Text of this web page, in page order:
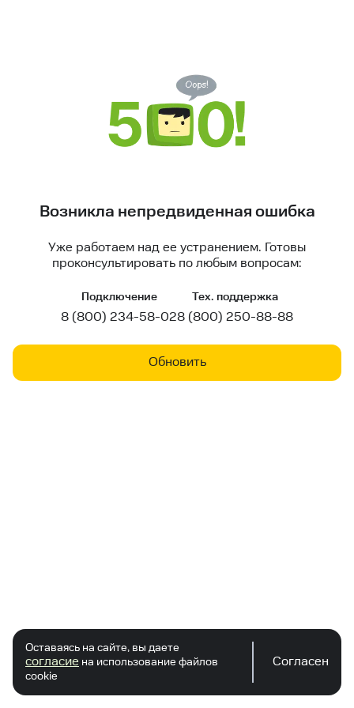
Возникла непредвиденная ошибка
Уже работаем над ее устранением. Готовы
проконсультировать по любым вопросам:
Подключение
8 (800) 234-58-02
Тех. поддержка
8 (800) 250-88-88
Обновить
Оставаясь на сайте, вы даете
согласие на использование файлов
cookie
Согласен